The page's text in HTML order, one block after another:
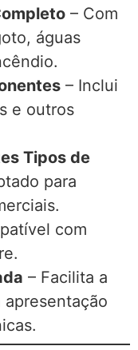
– Com
águas
– Inclui
e outros
Tipos de
para
com
– Facilita a